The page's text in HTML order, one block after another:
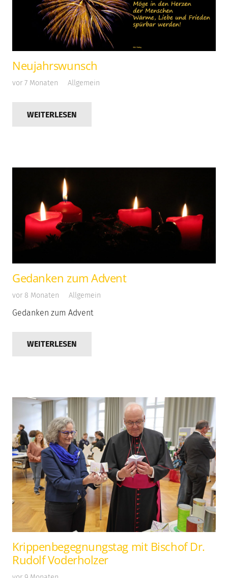
Neujahrswunsch
vor 7 Monaten Allgemein
WEITERLESEN
Gedanken zum Advent
vor 8 Monaten Allgemein
Gedanken zum Advent
WEITERLESEN
Krippenbegegnungstag mit Bischof Dr.
Rudolf Voderholzer